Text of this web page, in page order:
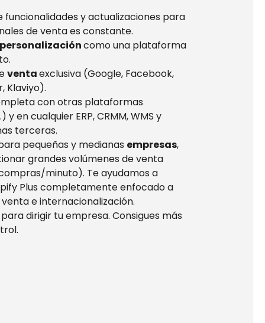
funcionalidades y actualizaciones para
de venta es constante.
personalizacióncomo una plataforma
ventaexclusiva (Google, Facebook,
Klaviyo).
con otras plataformas
y en cualquier ERP, CRMM, WMS y
terceras.
pequeñas y medianas empresas,
grandes volúmenes de venta
minuto). Te ayudamos a
Plus completamente enfocado a
e internacionalización.
para dirigir tu empresa. Consigues más